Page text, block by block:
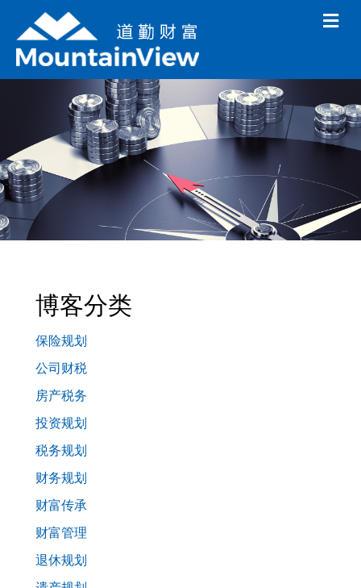
M
e
博客分类
保险规划
公司财税
房产税务
投资规划
税务规划
财务规划
财富传承
财富管理
退休规划